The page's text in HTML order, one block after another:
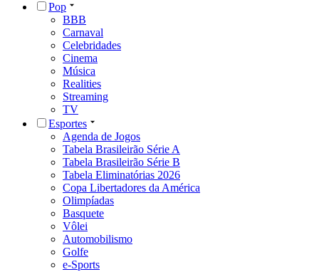
Pop
BBB
Carnaval
Celebridades
Cinema
Música
Realities
Streaming
TV
Esportes
Agenda de Jogos
Tabela Brasileirão Série A
Tabela Brasileirão Série B
Tabela Eliminatórias 2026
Copa Libertadores da América
Olimpíadas
Basquete
Vôlei
Automobilismo
Golfe
e-Sports